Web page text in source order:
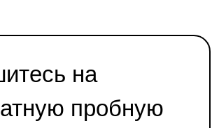
на
пробную